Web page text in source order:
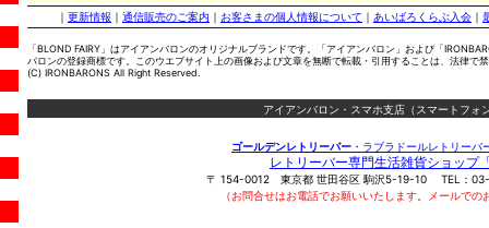
｜ 更新情報 ｜ 通信販売のご案内 ｜ お客さまの個人情報について ｜ あいばろくらぶ入会 ｜
「BLOND FAIRY」はアイアンバロンのオリジナルブランドです。「アイアンバロン」および「
バロンの登録商標です。このウエブサイト上の画像および文章を無断で転載・引用することは、法律で
(C) IRONBARONS All Right Reserved.
アイアンバロン・スマホ支店（スマートフォ
ゴールデンレトリーバー ・ラブラドールレトリー
レトリーバー専門生活雑貨ショップ
〒 154-0012 東京都 世田谷区 駒沢5-19-10 TEL：
（お問合せはお電話でお願いいたします。メールで